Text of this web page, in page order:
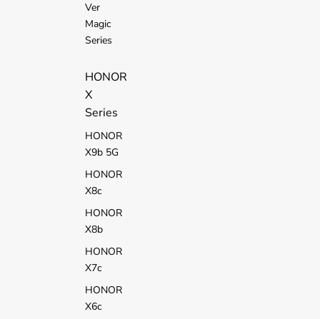
Ver
Magic
Series
HONOR
X
Series
HONOR
X9b 5G
HONOR
X8c
HONOR
X8b
HONOR
X7c
HONOR
X6c